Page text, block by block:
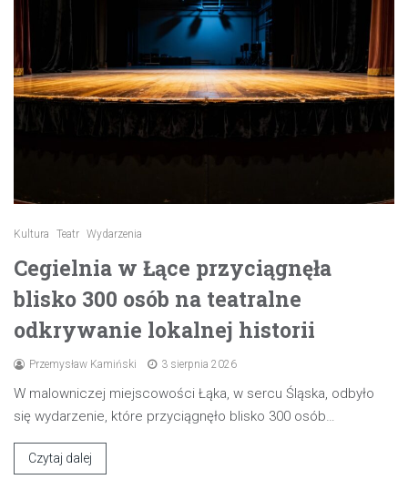
Kultura Teatr Wydarzenia
Cegielnia w Łące przyciągnęła
blisko 300 osób na teatralne
odkrywanie lokalnej historii
Przemysław Kamiński 3 sierpnia 2026
W malowniczej miejscowości Łąka, w sercu Śląska, odbyło
się wydarzenie, które przyciągnęło blisko 300 osób…
Czytaj dalej